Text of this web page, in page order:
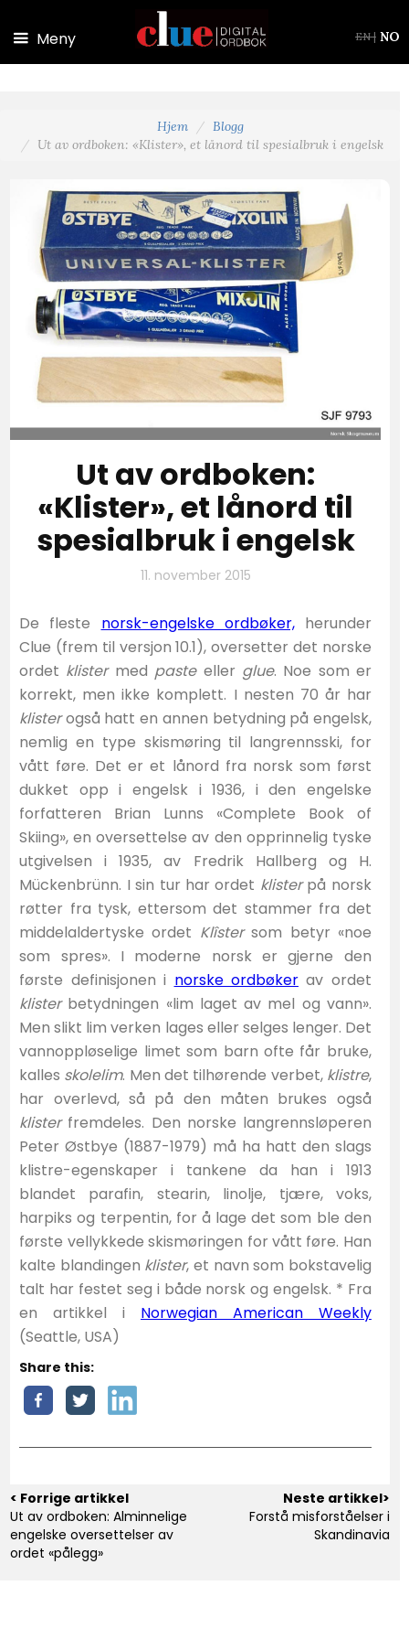
Meny EN| NO
Hjem
Blogg
Ut av ordboken: «Klister», et lånord til spesialbruk i engelsk
Ut av ordboken:
«Klister», et lånord til
spesialbruk i engelsk
11. november 2015
De fleste norsk-engelske ordbøker,herunder
Clue (frem til versjon 10.1), oversetter det norske
ordet klistermed pasteeller glue. Noe som er
korrekt, men ikke komplett. I nesten 70 år har
klisterogså hatt en annen betydning på engelsk,
nemlig en type skismøring til langrennsski, for
vått føre. Det er et lånord fra norsk som først
dukket opp i engelsk i 1936, i den engelske
forfatteren Brian Lunns «Complete Book of
Skiing», en oversettelse av den opprinnelig tyske
utgivelsen i 1935, av Fredrik Hallberg og H.
Mückenbrünn. I sin tur har ordet klisterpå norsk
røtter fra tysk, ettersom det stammer fra det
middelaldertyske ordet Klîstersom betyr «noe
som spres». I moderne norsk er gjerne den
første definisjonen i norske ordbøkerav ordet
klisterbetydningen «lim laget av mel og vann».
Men slikt lim verken lages eller selges lenger. Det
vannoppløselige limet som barn ofte får bruke,
kalles skolelim. Men det tilhørende verbet, klistre,
har overlevd, så på den måten brukes også
klisterfremdeles. Den norske langrennsløperen
Peter Østbye (1887-1979) må ha hatt den slags
klistre-egenskaper i tankene da han i 1913
blandet parafin, stearin, linolje, tjære, voks,
harpiks og terpentin, for å lage det som ble den
første vellykkede skismøringen for vått føre. Han
kalte blandingen klister, et navn som bokstavelig
talt har festet seg i både norsk og engelsk. * Fra
en artikkel i Norwegian American Weekly
(Seattle, USA)
Share this:
< Forrige artikkel
Ut av ordboken: Alminnelige
engelske oversettelser av
ordet «pålegg»
Neste artikkel>
Forstå misforståelser i
Skandinavia